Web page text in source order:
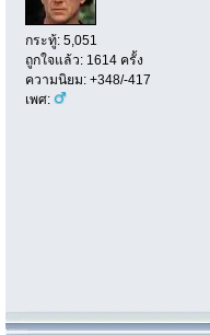
กระทู้: 5,051
ถูกใจแล้ว: 1614 ครั้ง
ความนิยม: +348/-417
เพศ: